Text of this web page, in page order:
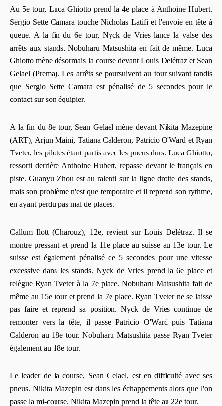
Au 5e tour, Luca Ghiotto prend la 4e place à Anthoine Hubert.
Sergio Sette Camara touche Nicholas Latifi et l'envoie en tête à
queue. A la fin du 6e tour, Nyck de Vries lance la valse des
arrêts aux stands, Nobuharu Matsushita en fait de même. Luca
Ghiotto mène désormais la course devant Louis Delétraz et Sean
Gelael (Prema). Les arrêts se poursuivent au tour suivant tandis
que Sergio Sette Camara est pénalisé de 5 secondes pour le
contact sur son équipier.
A la fin du 8e tour, Sean Gelael mène devant Nikita Mazepine
(ART), Arjun Maini, Tatiana Calderon, Patricio O'Ward et Ryan
Tveter, les pilotes étant partis avec les pneus durs. Luca Ghiotto,
ressorti derrière Anthoine Hubert, repasse devant le français en
piste. Guanyu Zhou est au ralenti sur la ligne droite des stands,
mais son problème n'est que temporaire et il reprend son rythme,
en ayant perdu pas mal de places.
Callum Ilott (Charouz), 12e, revient sur Louis Delétraz. Il se
montre pressant et prend la 11e place au suisse au 13e tour. Le
suisse est également pénalisé de 5 secondes pour une vitesse
excessive dans les stands. Nyck de Vries prend la 6e place et
relègue Ryan Tveter à la 7e place. Nobuharu Matsushita fait de
même au 15e tour et prend la 7e place. Ryan Tveter ne se laisse
pas faire et reprend sa position. Nyck de Vries continue de
remonter vers la tête, il passe Patricio O'Ward puis Tatiana
Calderon au 18e tour. Nobuharu Matsushita passe Ryan Tveter
également au 18e tour.
Le leader de la course, Sean Gelael, est en difficulté avec ses
pneus. Nikita Mazepin est dans les échappements alors que l'on
passe la mi-course. Nikita Mazepin prend la tête au 22e tour.